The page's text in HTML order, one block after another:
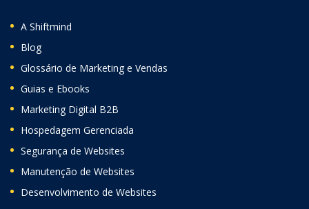
A Shiftmind
Blog
Glossário de Marketing e Vendas
Guias e Ebooks
Marketing Digital B2B
Hospedagem Gerenciada
Segurança de Websites
Manutenção de Websites
Desenvolvimento de Websites